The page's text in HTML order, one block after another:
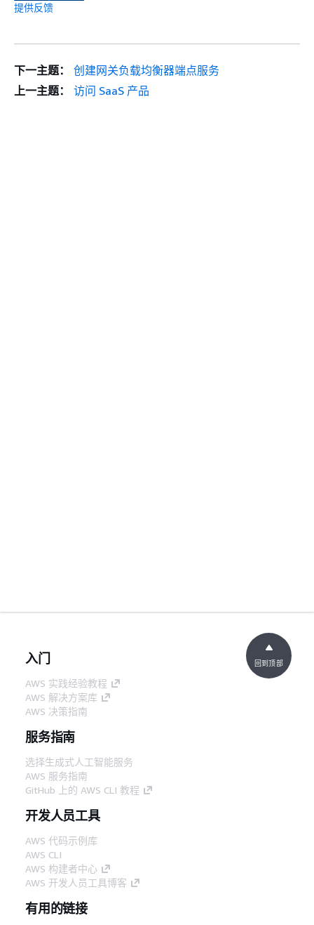
提供反馈
下一主题：
创建网关负载均衡器端点服务
上一主题：
访问 SaaS 产品
入门
AWS 实践经验教程
AWS 解决方案库
AWS 决策指南
服务指南
选择生成式人工智能服务
AWS 服务指南
GitHub 上的 AWS CLI 教程
开发人员工具
AWS 代码示例库
AWS CLI
AWS 构建者中心
AWS 开发人员工具博客
有用的链接
回到顶部